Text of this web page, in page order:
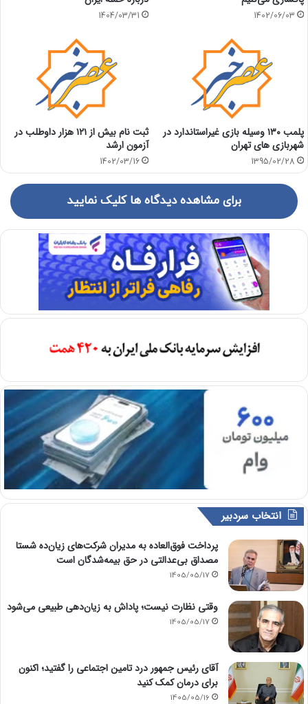
1402/06/03
1404/03/31
پلمب ۱۳۰ وسیله بازی غیراستاندارد در
شهربازی های تهران
1395/02/28
ثبت نام بیش از ۱۲۱ هزار داوطلب در
آزمون ارشد
1402/03/16
برای مشاهده دیدگاه ها کلیک نمایید
انتخاب سردبیر
پرداخت فوق‌العاده به مدیران شرکت‌های زیان‌ده شستا
مصداق بی‌عدالتی در حق بیمه‌شدگان است
1405/05/17
وقتی نظارت نیست؛ پاداش به زیان‌دهی طبیعی می‌شود
1405/05/17
آقای رئیس جمهور درد تامین اجتماعی را گفتید؛ اکنون
برای درمان کمک کنید
1405/05/16